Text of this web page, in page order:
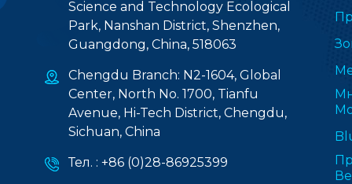
Science and Technology Ecological
Park, Nanshan District, Shenzhen,
Guangdong, China, 518063
Chengdu Branch: N2-1604, Global
Center, North No. 1700, Tianfu
Avenue, Hi-Tech District, Chengdu,
Sichuan, China
Тел. : +86 (0)28-86925399